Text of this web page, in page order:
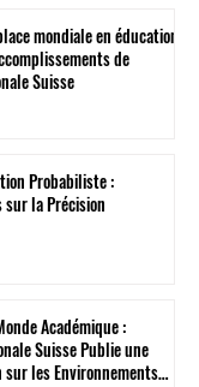
mondiale en éducation
de
Suisse
Probabiliste :
sur la Précision
Académique :
Suisse Publie une
sur les Environnements